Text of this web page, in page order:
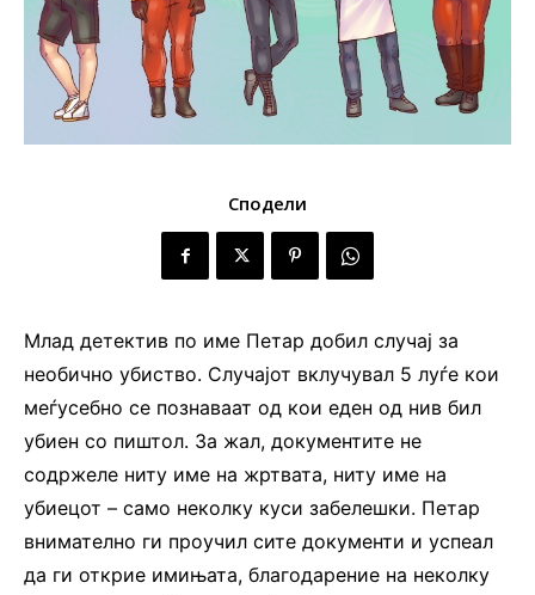
Сподели
Млад детектив по име Петар добил случај за
необично убиство. Случајот вклучувал 5 луѓе кои
меѓусебно се познаваат од кои еден од нив бил
убиен со пиштол. За жал, документите не
содржеле ниту име на жртвата, ниту име на
убиецот – само неколку куси забелешки. Петар
внимателно ги проучил сите документи и успеал
да ги открие имињата, благодарение на неколку